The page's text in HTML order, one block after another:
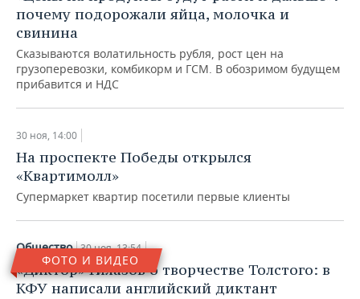
почему подорожали яйца, молочка и
свинина
Сказываются волатильность рубля, рост цен на
грузоперевозки, комбикорм и ГСМ. В обозримом будущем
прибавится и НДС
30 ноя, 14:00
На проспекте Победы открылся
«Квартимолл»
Супермаркет квартир посетили первые клиенты
ФОТО И ВИДЕО
Общество 30 ноя, 13:54
«Диктор» Гилазов о творчестве Толстого: в
КФУ написали английский диктант